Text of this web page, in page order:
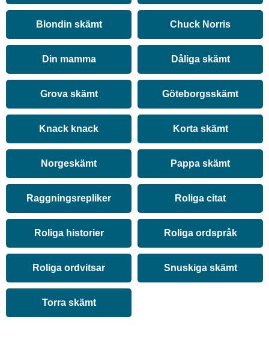
Blondin skämt Chuck Norris
Din mamma Dåliga skämt
Grova skämt Göteborgsskämt
Knack knack Korta skämt
Norgeskämt Pappa skämt
Raggningsrepliker Roliga citat
Roliga historier Roliga ordspråk
Roliga ordvitsar Snuskiga skämt
Torra skämt